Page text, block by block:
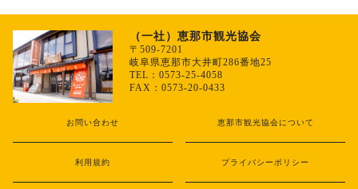
（一社）恵那市観光協会
〒509-7201
岐阜県恵那市大井町286番地25
TEL：0573-25-4058
FAX：0573-20-0433
お問い合わせ 恵那市観光協会について
利用規約 プライバシーポリシー